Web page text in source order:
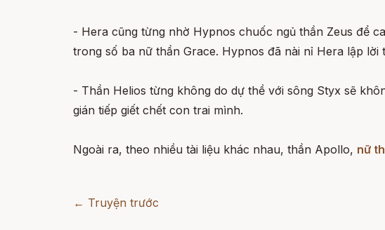
- Hera cũng từng nhờ Hypnos chuốc ngủ thần Zeus để
trong số ba nữ thần Grace. Hypnos đã nài nỉ Hera lập
- Thần Helios từng không do dự thề với sông Styx sẽ
gián tiếp giết chết con trai mình.
Ngoài ra, theo nhiều tài liệu khác nhau, thần Apollo, nữ
← Truyện trước